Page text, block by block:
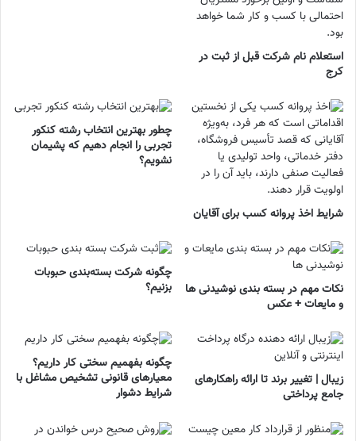
استعلام نام شرکت قبل از ثبت در
کرج
شرایط اخذ پروانه کسب برای آقایان
چطور بهترین انتخاب رشته کنکور
تجربی را انجام دهیم که پشیمان
نشویم؟
نکات مهم در بسته بندی نوشیدنی ها
و مایعات + عکس
چگونه شرکت بسته‌بندی حبوبات
بزنیم؟
زیبال | تغییر برند تا ارائه راهکارهای
جامع پرداختی
چگونه بفهمیم سختی کار داریم؟
معیارهای قانونی تشخیص مشاغل با
شرایط دشوار